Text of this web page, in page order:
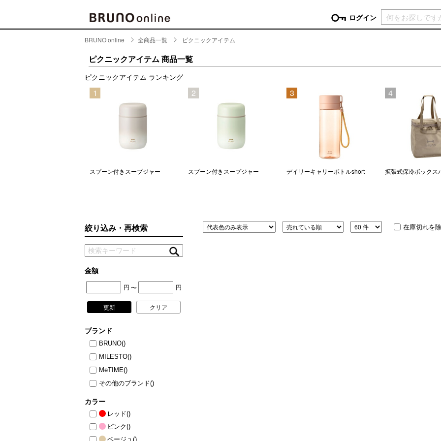
ログイン
パスワードをお忘れの方はこちら＞
新規会員登録
現在
BRAND
BRUNO
ブランド一覧
CONTENTS
ニュース
キッチンツール
生活家電
家具・収納
ファブリック
ピクニックアイテム
ランチボックス・弁当箱
ビューティー
スキンケア・フェイスケア
BRUNO online 全商品一覧 ピクニックアイテム
ピクニックアイテム 商品一覧
ピクニックアイテム ランキング
1
スプーン付きスープジャー
2
スプーン付きスープジャー
3
デイリーキャリーボトルshort
4
拡張式保冷ボックス
絞り込み・再検索
金額
円 〜 円
更新 クリア
ブランド
BRUNO()
MILESTO()
MeTIME()
その他のブランド()
カラー
レッド()
ピンク()
ベージュ()
在庫切れを除